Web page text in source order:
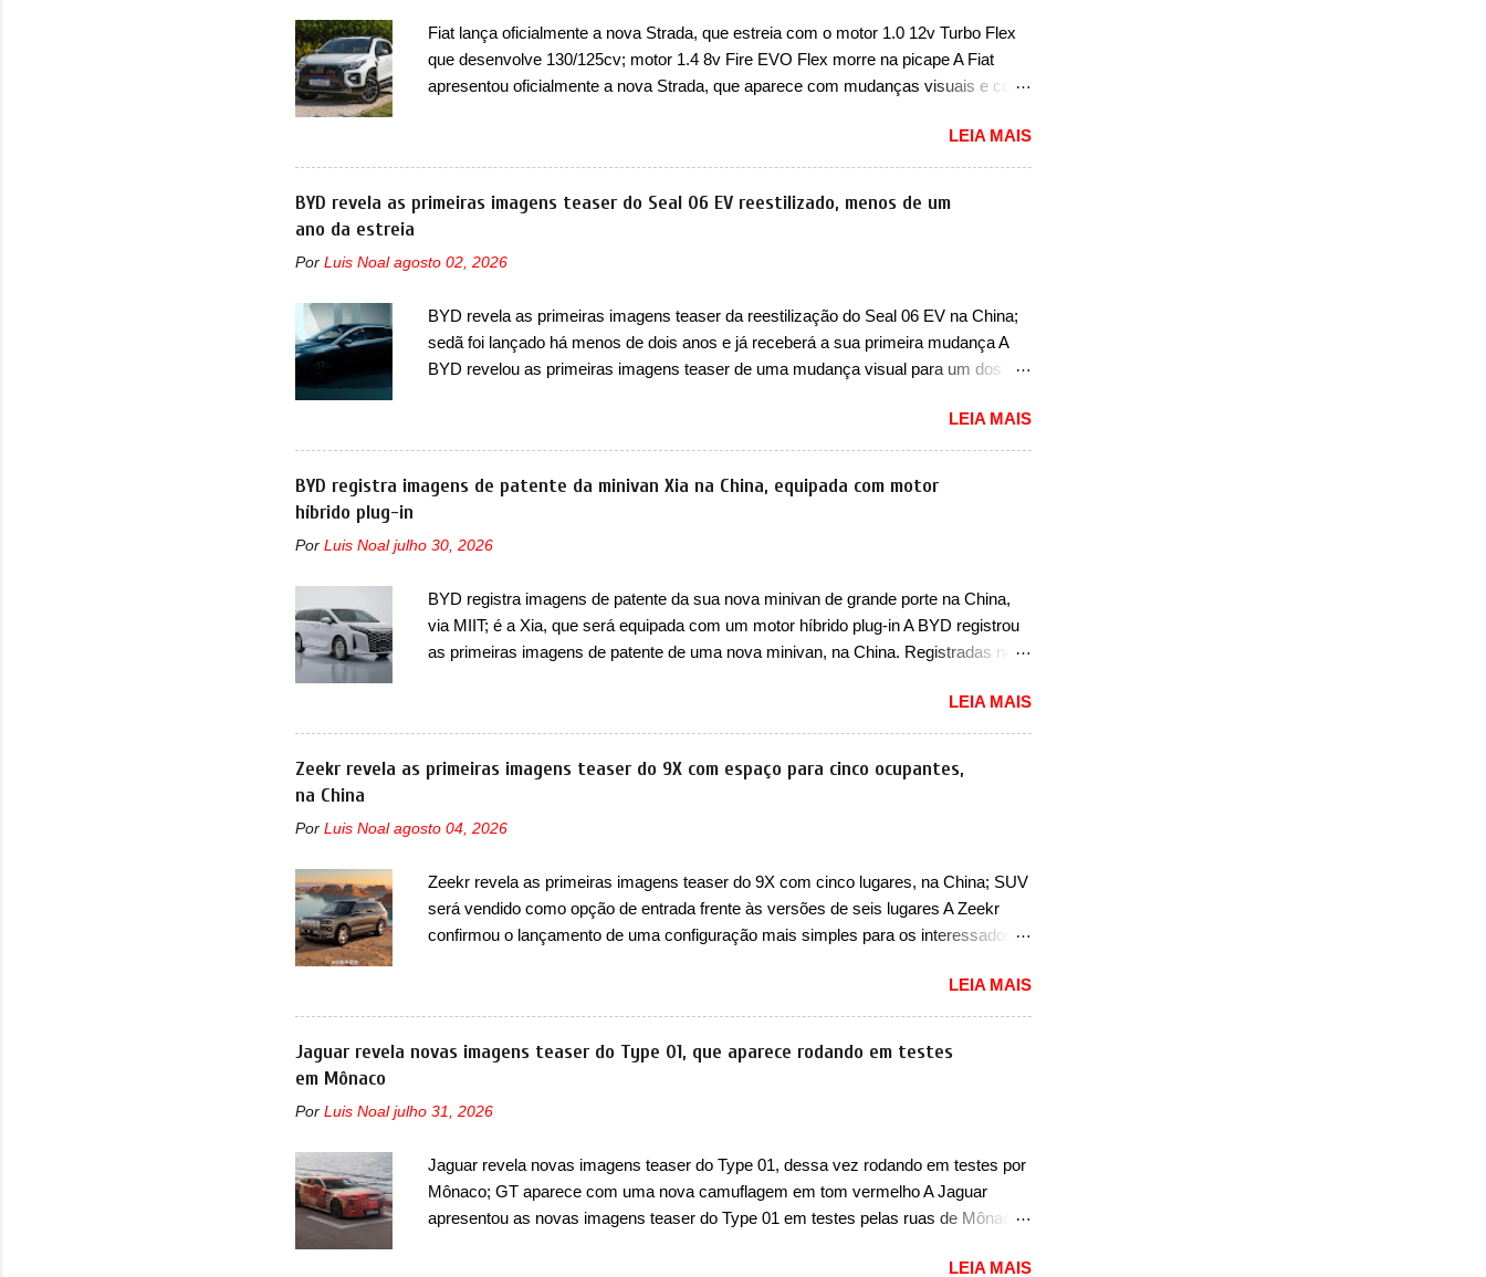
microprocessador do Módulo de Controle da Bateria (BPCM), que poderá causar a
perda de força motriz, requerendo a atualização do software do modulo de...
Fiat lança oficialmente a nova Strada, que estreia com o motor 1.0 12v Turbo Flex
que desenvolve 130/125cv; motor 1.4 8v Fire EVO Flex morre na picape A Fiat
apresentou oficialmente a nova Strada, que aparece com mudanças visuais e com
automático CVT no ano passado, a Fiat apresentou mudanças visuais e a estreia
do motor 1.0 12v Turbo Flex, conhecido como T200. Praticamente sem
concorrentes, a Fiat Strada soube ser mutável com avanços importantes que a
concorrência nunca conseguiu acompanhar e agora ela abre uma distância ainda
Fiat Strada é mais do que uma picape, é uma verdadeira revolução no mercado
topo do mercado brasileiro, algo que só a Strada fez. Mais do que isso: ela é a
prova viva que time que está ganhando se mexe sim. Ao longo da sua história,
ela...
LEIA MAIS
BYD revela as primeiras imagens teaser do Seal 06 EV reestilizado, menos de um
ano da estreia
Por Luis Noal agosto 02, 2026
BYD revela as primeiras imagens teaser da reestilização do Seal 06 EV na China;
sedã foi lançado há menos de dois anos e já receberá a sua primeira mudança A
BYD revelou as primeiras imagens teaser de uma mudança visual para um dos
Seal 06 EV, lançado no segundo semestre de 2025. Sim, há menos de um ano. O
modelo agora passará a ser vendido com mudanças visuais na dianteira e na
traseira, que vão atualizá-los para a identidade visual mais moderna da marca, mas
ainda sem motivos para que essa mudança já seja tão recente assim (o que não
percebe que o sedã contará com um novo para-choque na dianteira. Ele passa a
passando logo abaixo do logotipo e dos faróis. Ele ainda possui um espaço para a
placa novo abaixo do vinco e uma nova entrada de ar inferio...
LEIA MAIS
BYD registra imagens de patente da minivan Xia na China, equipada com motor
híbrido plug-in
Por Luis Noal julho 30, 2026
BYD registra imagens de patente da sua nova minivan de grande porte na China,
via MIIT; é a Xia, que será equipada com um motor híbrido plug-in A BYD registrou
as primeiras imagens de patente de uma nova minivan, na China. Registradas no
minivan que a marca chinesa apresentará aos consumidores chineses para além
da minivan conhecida como Song Max. Equipada com um motor híbrido plug-in
(PHEV), a nova minivan vai colocar a marca para concorrer com uma série de
outras minivans de porte similar, visto que por lá o segmento ainda continua
trazer uma dianteira com faróis retangulares e inclinados. Os faróis possuem
superior dos faróis. Essas luzes se conectam entre si por meio de uma barra em
LED que passa abaixo da barra prateada que aparece na parte sup...
LEIA MAIS
Zeekr revela as primeiras imagens teaser do 9X com espaço para cinco ocupantes,
na China
Por Luis Noal agosto 04, 2026
Zeekr revela as primeiras imagens teaser do 9X com cinco lugares, na China; SUV
será vendido como opção de entrada frente às versões de seis lugares A Zeekr
confirmou o lançamento de uma configuração mais simples para os interessados
opção de cinco lugares, que ficará posicionada abaixo da configuração de
lançamento do SUV, de seis lugares, dispostos em três filas de bancos (2+2+2).
Agora, o maior SUV da marca será vendido com uma configuração padrão, de
cinco lugares (2+3), que entrou em regime de pré-venda na China, indicando seu
interior com a nova configuração. A principal mudança fica por conta da segunda fila
três lugares. Ao mesmo tempo, o SUV possui um assento do meio que pode
reclinar e nele existe dois espaços de recarga por indução para smartphones...
LEIA MAIS
Jaguar revela novas imagens teaser do Type 01, que aparece rodando em testes
em Mônaco
Por Luis Noal julho 31, 2026
Jaguar revela novas imagens teaser do Type 01, dessa vez rodando em testes por
Mônaco; GT aparece com uma nova camuflagem em tom vermelho A Jaguar
apresentou as novas imagens teaser do Type 01 em testes pelas ruas de Mônaco.
Fórmula E, como apoio a equipe da Jaguar na competição. O elétrico aproveitou
LEIA MAIS